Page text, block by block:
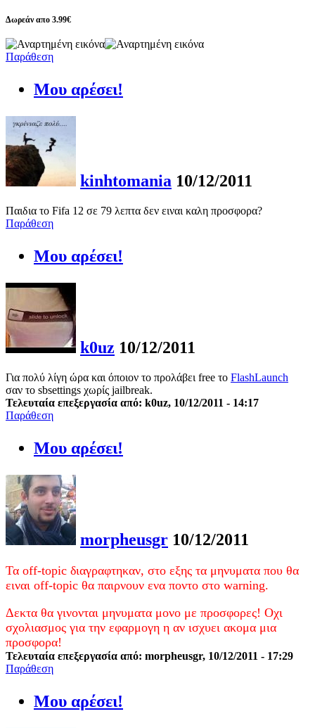
Δωρεάν απο 3.99€
Παράθεση
Μου αρέσει!
kinhtomania 10/12/2011
Παιδια το Fifa 12 σε 79 λεπτα δεν ειναι καλη προσφορα?
Παράθεση
Μου αρέσει!
k0uz 10/12/2011
Για πολύ λίγη ώρα και όποιον το προλάβει free το FlashLaunch
σαν το sbsettings χωρίς jailbreak.
Τελευταία επεξεργασία από: k0uz, 10/12/2011 - 14:17
Παράθεση
Μου αρέσει!
morpheusgr 10/12/2011
Τα off-topic διαγραφτηκαν, στο εξης τα μηνυματα που θα
ειναι off-topic θα παιρνουν ενα ποντο στο warning.
Δεκτα θα γινονται μηνυματα μονο με προσφορες! Οχι
σχολιασμος για την εφαρμογη η αν ισχυει ακομα μια
προσφορα!
Τελευταία επεξεργασία από: morpheusgr, 10/12/2011 - 17:29
Παράθεση
Μου αρέσει!